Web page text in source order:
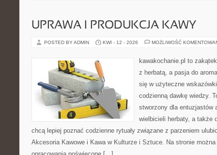
UPRAWA I PRODUKCJA KAWY
POSTED BY ADMIN KWI - 12 - 2026 MOŻLIWOŚĆ
kawakochanie.pl to
z herbatą, a pasja do
się w użyteczne
codzienną dawkę wiedzy.
stworzony dla entuzjastów
wielbicieli herbaty, a także
chcą lepiej poznać codzienne rytuały związane z parzeniem
Akcesoria Kawowe i Kawa w Kulturze i Sztuce. Na stronie można